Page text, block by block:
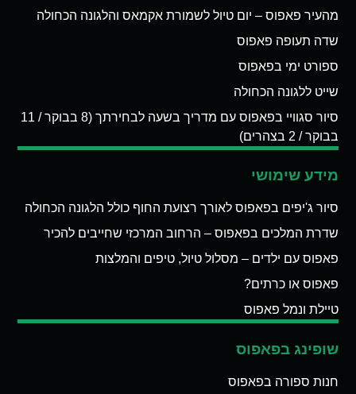
מהעיר פאפוס – יום טיול לשמורת אקמאס והלגונה הכחולה
שדה תעופה פאפוס
ספורט ימי בפאפוס
שייט ללגונה הכחולה
סיור סגוויי בפאפוס עם מדריך בשעה לבחירתך (8 בבוקר / 11
בבוקר / 2 בצהרים)
מידע שימושי
סיור ג'יפים בפאפוס לאורך רצועת החוף כולל הלגונה הכחולה
שדרת המלכים בפאפוס – הרחוב המרכזי שחייבים להכיר
פאפוס עם ילדים – מסלול טיול, טיפים והמלצות
פאפוס או כרתים?
טיילת ונמל פאפוס
שופינג בפאפוס
חנות ספורה בפאפוס